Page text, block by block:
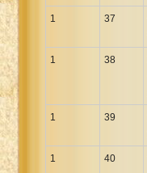
1 37
1 38
1 39
1 40